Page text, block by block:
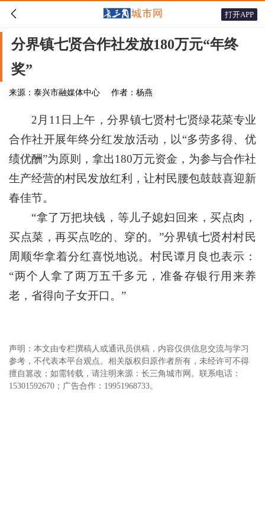
 打开APP
分界镇七贤合作社发放180万元“年终
奖”
来源：泰兴市融媒体中心 作者：杨燕
2月11日上午，分界镇七贤村七贤绿花菜专业
合作社开展年终分红发放活动，以“多劳多得、优
绩优酬”为原则，拿出180万元资金，为参与合作社
生产经营的村民发放红利，让村民腰包鼓鼓喜迎新
春佳节。
“拿了万把块钱，等儿子媳妇回来，买点肉，
买点菜，再买点吃的、穿的。”分界镇七贤村村民
周顺华拿着分红喜悦地说。村民谭月良也表示：
“两个人拿了两万五千多元，准备存银行用来养
老，省得向子女开口。”
声明：本文由专栏撰稿人或通讯员供稿，内容仅供信息交流与学习
参考，不代表本平台观点。相关版权归原作者所有，未经许可不得
擅自篡改；如需转载，请注明来源：长三角城市网。联系电话：
15301592670；广告合作：19951968733。